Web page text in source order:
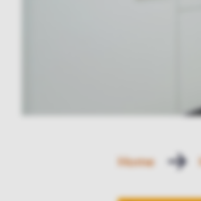
Home